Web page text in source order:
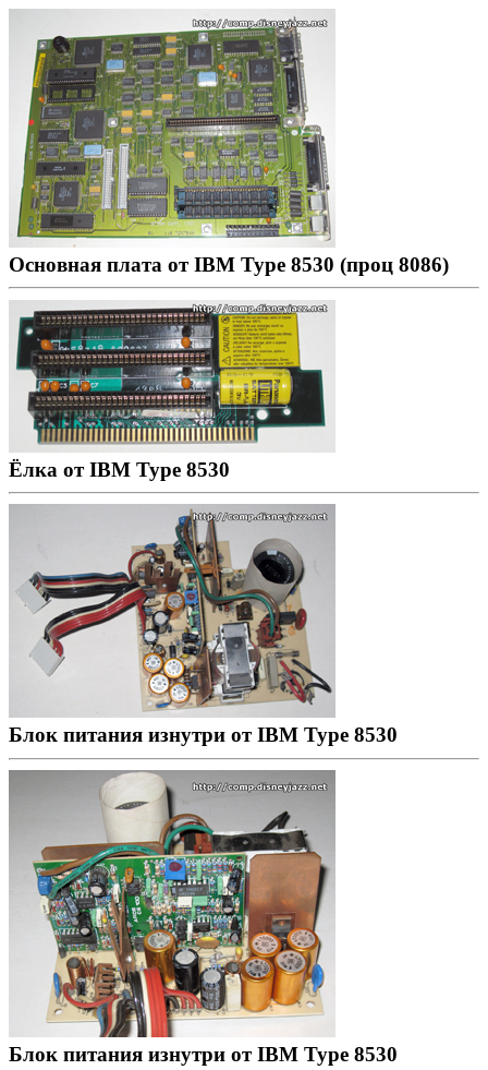
Основная плата от IBM Type 8530 (проц 8086)
Ёлка от IBM Type 8530
Блок питания изнутри от IBM Type 8530
Блок питания изнутри от IBM Type 8530